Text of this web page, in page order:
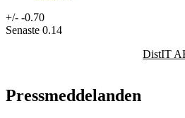
+/- -0.70
Senaste 0.14
DistIT
Pressmeddelanden